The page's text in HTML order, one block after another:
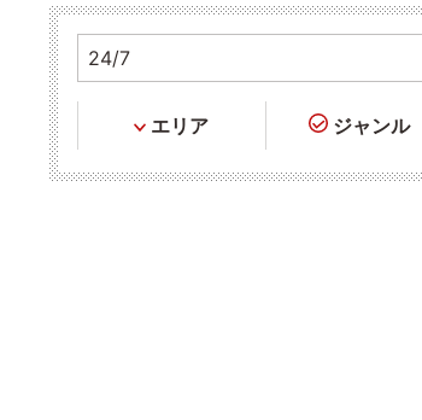
エリア ジャンル